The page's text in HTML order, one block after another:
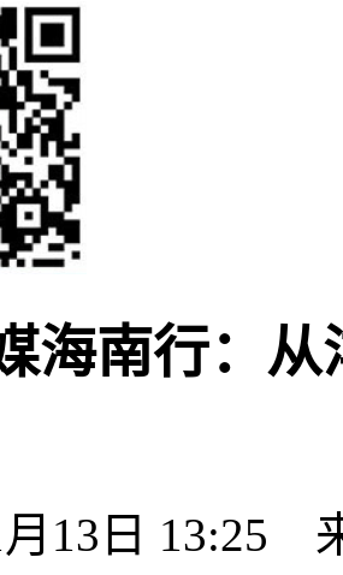
海南行：
月13日 13:25